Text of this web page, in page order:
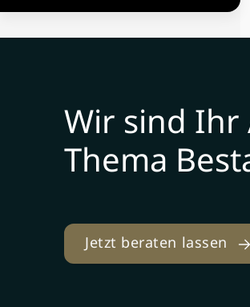
Wir sind
Thema
Jetzt beraten lassen